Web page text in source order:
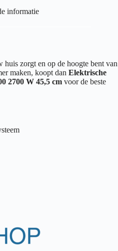
informatie
zorgt en op de hoogte bent van
maken, koopt dan Elektrische
2700 W 45,5 cm voor de beste